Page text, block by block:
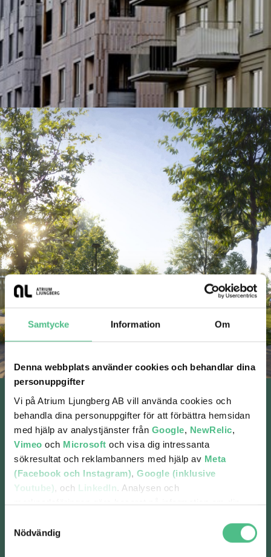
Samtycke Information Om
Denna webbplats använder cookies och behandlar dina
personuppgifter
Vi på Atrium Ljungberg AB vill använda cookies och
behandla dina personuppgifter för att förbättra hemsidan
med hjälp av analystjänster från Google, NewRelic,
Vimeo och Microsoft och visa dig intressanta
sökresultat och reklambanners med hjälp av Meta
(Facebook och Instagram), Google (inklusive
Youtube), och LinkedIn. Analysen och
marknadsföringen görs baserat på information om din
annan information om hur du använder hemsidan och
information som dessa tjänster har om dig sedan tidigare.
Nödvändig
Bo med utsikt mot
världen
Hagastaden är en internationell storstad i
miniformat – en smältdegel av intryck. Här
skapar vi ett andningshål med välkomnande
atmosfär. Alldeles intill blivande Norra
bostadskvarter, Corner of Höjer, med drygt 200
lägenheter. Vägg i vägg planeras även för Corner